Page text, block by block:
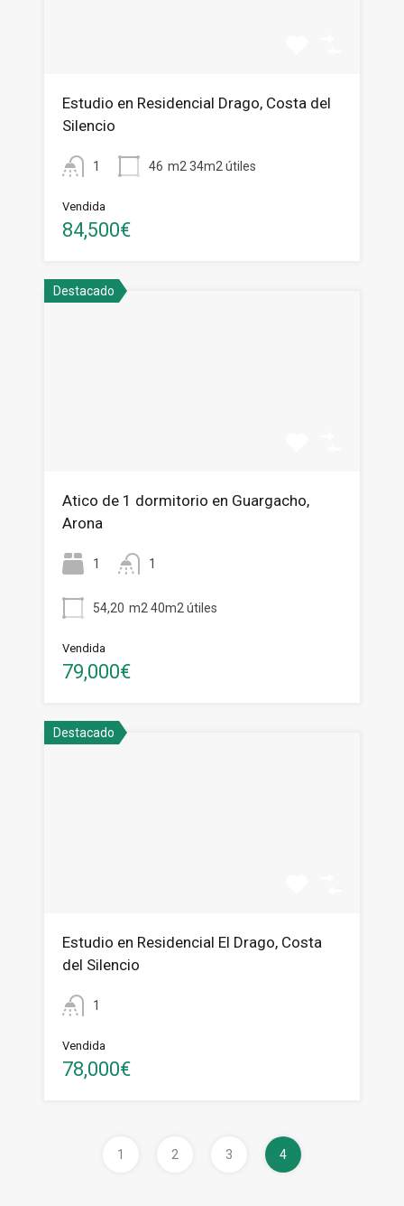
Estudio en Residencial Drago, Costa del
Silencio
1 46 m2 34m2 útiles
Vendida
84,500€
Destacado
Atico de 1 dormitorio en Guargacho,
Arona
1 1
54,20 m2 40m2 útiles
Vendida
79,000€
Destacado
Estudio en Residencial El Drago, Costa
del Silencio
1
Vendida
78,000€
1 2 3 4